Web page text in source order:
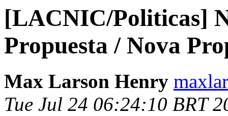
[LACNIC/Politicas]
Propuesta / Nova
Max Larson Henry
Tue Jul 24 06:24:10 BRT